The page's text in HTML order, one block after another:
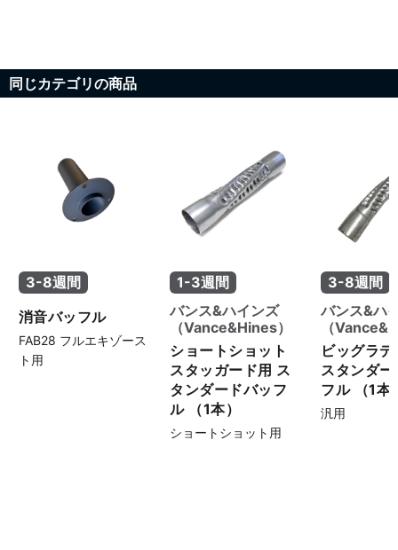
を組み合わせて装着。音量を抑
えつつも、クロームワークスら
しい厚みのある重低音をしっか
ザイン性と機能性を両立。さら
にインジェクションチューニン
グを実施し、低速域のギクシャ
ク感を解消、三拍子セッティン
ラックオイル〉を使用。熱に強
く油膜がしっかり保たれるた
め、チューニング後も安心して
お乗りいただける仕様となって
います。 フォーティーエイトの
チューニング・マフラーカスタ
ムは、ぜひパインバレーにお任
リングでも程よいドコドコ感が
ウンドとなっています。 あわせ
をバランスよく両立。さらにチ
ューニング補償にもご加入いた
だいたため、作業後には熱に強
いプラチナオイルを新品に交換
し、安心してお乗りいただける
仕様に整えました。 スーパーロ
グは、ぜひパインバレーにお任
せください。 No.138085
同じカテゴリの商品
3-8週間
消音バッフル
FAB28 フルエキゾース
ト用
1-3週間
バンス&ハインズ
（Vance&Hines）
ショートショット
スタッガード用 ス
タンダードバッフ
ル （1本）
ショートショット用
3-8週間
バンス&ハ
（
ビッグラ
スタンダ
フル （1本
汎用